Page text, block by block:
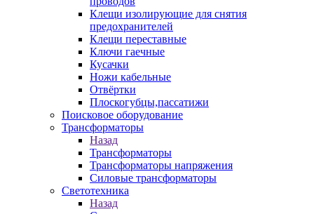
Клещи изолирующие для снятия
предохранителей
Клещи переставные
Ключи гаечные
Кусачки
Ножи кабельные
Отвёртки
Плоскогубцы,пассатижи
Поисковое оборудование
Трансформаторы
Назад
Трансформаторы
Трансформаторы напряжения
Силовые трансформаторы
Светотехника
Назад